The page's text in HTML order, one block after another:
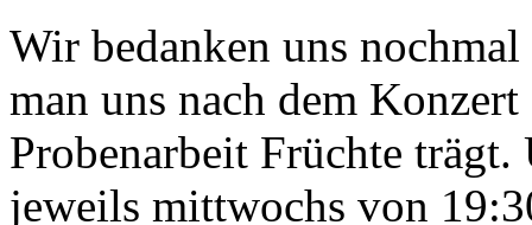
Wir bedanken uns
man uns nach dem Konzert
Probenarbeit Früchte
jeweils mittwochs von